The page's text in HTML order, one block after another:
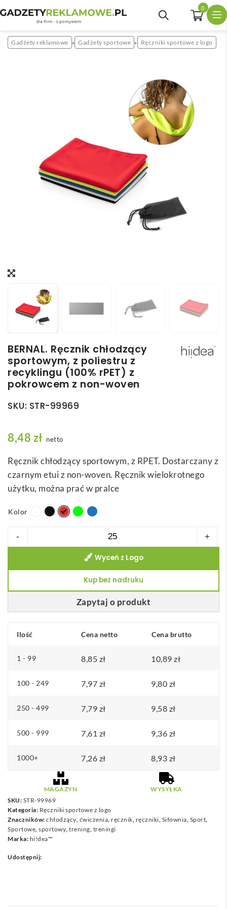
0
Gadżety reklamowe » Gadżety sportowe » Ręczniki sportowe z logo
BERNAL. Ręcznik chłodzący
sportowym, z poliestru z
recyklingu (100% rPET) z
pokrowcem z non-woven
SKU: STR-99969
8,48 zł netto
Ręcznik chłodzący sportowym, z RPET. Dostarczany z
czarnym etui z non-woven. Ręcznik wielokrotnego
użytku, można prać w pralce
Kolor
-
BERNAL.
poliestru
(100%
woven
+
Zapytaj o produkt
Wyceń z Logo
Kup bez nadruku
Ilość Cena netto Cena brutto
1 - 99 8,85 zł 10,89 zł
100 - 249 7,97 zł 9,80 zł
250 - 499 7,79 zł 9,58 zł
500 - 999 7,61 zł 9,36 zł
1000+ 7,26 zł 8,93 zł
MAGAZYN
WYSYŁKA
SKU: STR-99969
Kategoria: Ręczniki sportowe z logo
Znaczników: chłodzący, ćwiczenia, ręcznik, ręczniki, Siłownia, Sport,
Sportowe, sportowy, trening, treningi
Marka: hi!dea™
Udostępnij: